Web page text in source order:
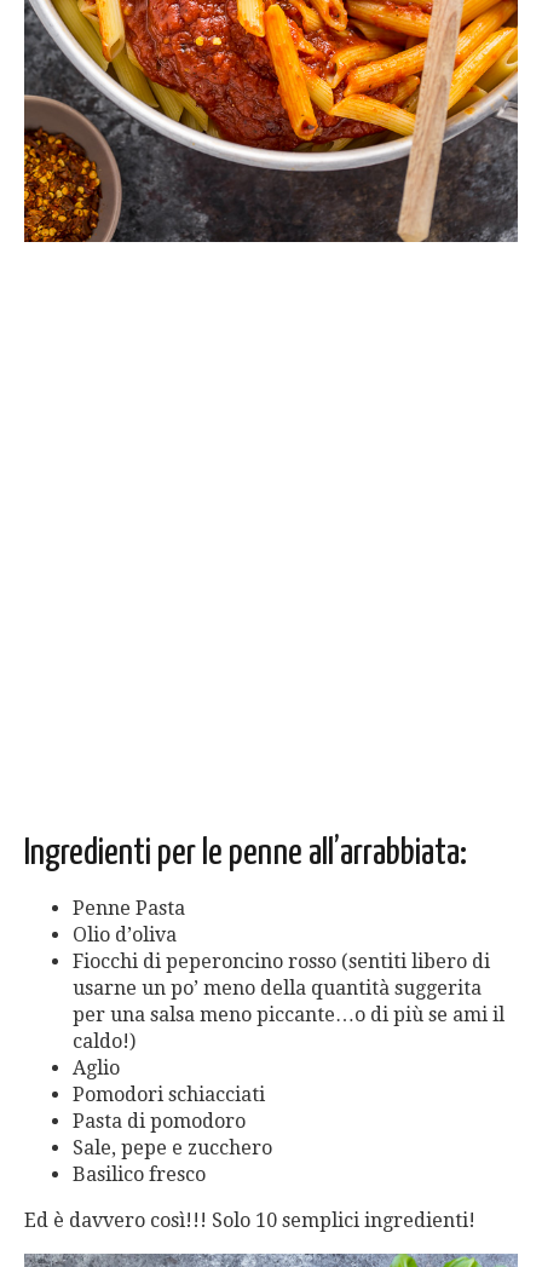
Ingredienti per le penne all’arrabbiata:
Penne Pasta
Olio d’oliva
Fiocchi di peperoncino rosso (sentiti libero di
usarne un po’ meno della quantità suggerita
per una salsa meno piccante…o di più se ami il
caldo!)
Aglio
Pomodori schiacciati
Pasta di pomodoro
Sale, pepe e zucchero
Basilico fresco
Ed è davvero così!!! Solo 10 semplici ingredienti!